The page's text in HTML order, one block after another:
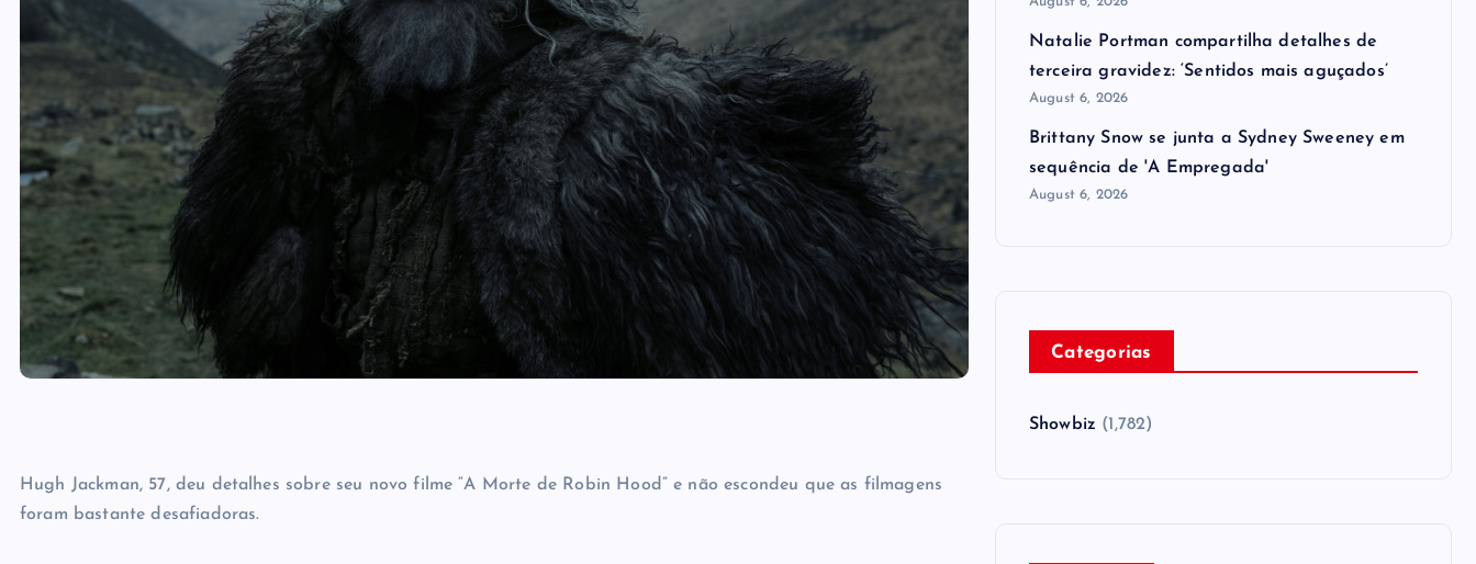
Hugh Jackman, 57, deu detalhes sobre seu novo filme “A Morte de Robin Hood” e não escondeu que as filmagens
foram bastante desafiadoras.
Natalie Portman compartilha detalhes de
terceira gravidez: ‘Sentidos mais aguçados’
August 6, 2026
Brittany Snow se junta a Sydney Sweeney em
sequência de ​'A Empregada​'
August 6, 2026
Categorias
Showbiz (1,782)